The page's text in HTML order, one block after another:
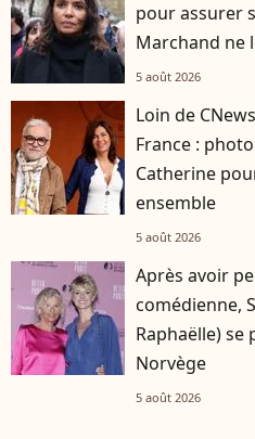
pour assurer
Marchand ne
5 août 2026
Loin de
France :
Catherine
ensemble
5 août 2026
Après avoir
comédienne,
Raphaëlle) se
Norvège
5 août 2026